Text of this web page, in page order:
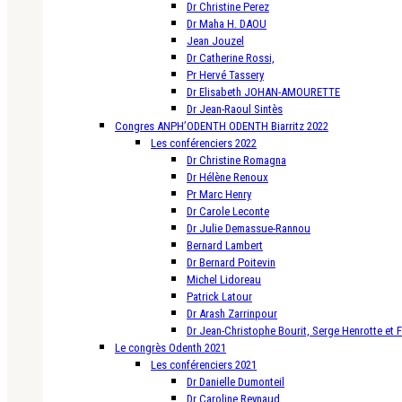
Dr Christine Perez
Dr Maha H. DAOU
Jean Jouzel
Dr Catherine Rossi,
Pr Hervé Tassery
Dr Elisabeth JOHAN-AMOURETTE
Dr Jean-Raoul Sintès
Congres ANPH’ODENTH ODENTH Biarritz 2022
Les conférenciers 2022
Dr Christine Romagna
Dr Hélène Renoux
Pr Marc Henry
Dr Carole Leconte
Dr Julie Demassue-Rannou
Bernard Lambert
Dr Bernard Poitevin
Michel Lidoreau
Patrick Latour
Dr Arash Zarrinpour
Dr Jean-Christophe Bourit, Serge Henrotte et
Le congrès Odenth 2021
Les conférenciers 2021
Dr Danielle Dumonteil
Dr Caroline Reynaud